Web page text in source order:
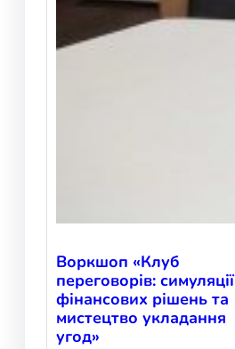
Воркшоп «Клуб
переговорів: симуляції
фінансових рішень та
мистецтво укладання
угод»